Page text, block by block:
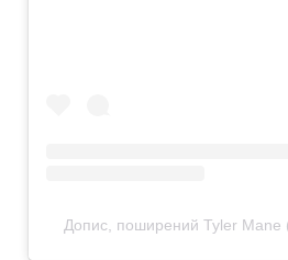
Допис, поширений Tyler Mane